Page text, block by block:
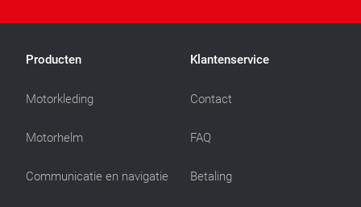
Producten
Motorkleding
Motorhelm
Communicatie en navigatie
Klantenservice
Contact
FAQ
Betaling